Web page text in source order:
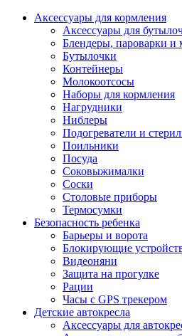
Аксессуары для кормления
Аксессуары для
Блендеры, пароварки и
Бутылочки
Контейнеры
Молокоотсосы
Наборы для кормления
Нагрудники
Ниблеры
Подогреватели и
Поильники
Посуда
Соковыжималки
Соски
Столовые приборы
Термосумки
Безопасность ребенка
Барьеры и ворота
Блокирующие
Видеоняни
Защита на прогулке
Рации
Часы с GPS трекером
Детские автокресла
Аксессуары для